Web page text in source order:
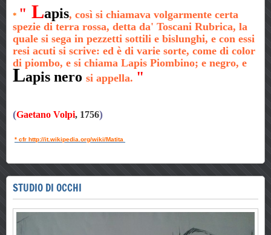
* " Lapis, così si chiamava volgarmente certa
spezie di terra rossa, detta da' Toscani Rubrica, la
quale si sega in pezzetti sottili e bislunghi, e con essi
resi acuti si scrive: ed è di varie sorte, come di color
di piombo, e si chiama Lapis Piombino; e negro, e
Lapis nero si appella. "
(Gaetano Volpi, 1756)
* cfr http://it.wikipedia.org/wiki/Matita
STUDIO DI OCCHI